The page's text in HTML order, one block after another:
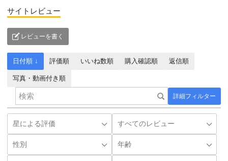
サイトレビュー
レビューを書く
詳細フィルター
日付順 ↓ 評価順 いいね数順 購入確認順 返信順
写真・動画付き順